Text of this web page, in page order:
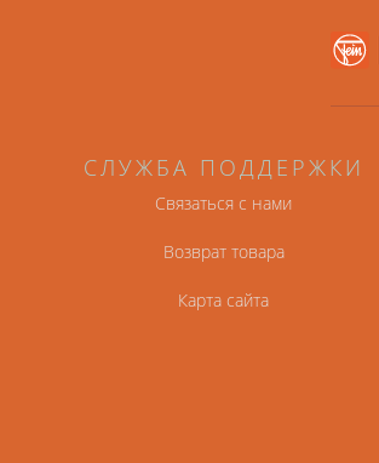
СЛУЖБА ПОДДЕРЖКИ
Связаться с нами
Возврат товара
Карта сайта